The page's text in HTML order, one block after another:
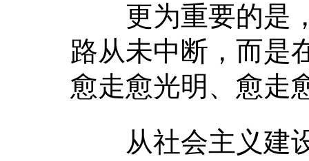
更为重要的是，
路从未中断，而是
愈走愈光明、愈走
从社会主义建设